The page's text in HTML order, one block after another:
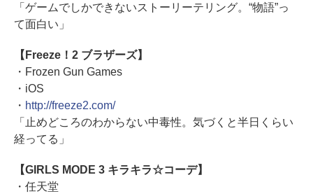
「ゲームでしかできないストーリーテリング。“物語”っ
て面白い」
【Freeze！2 ブラザーズ】
・Frozen Gun Games
・iOS
・ http://freeze2.com/
「止めどころのわからない中毒性。気づくと半日くらい
経ってる」
【GIRLS MODE 3 キラキラ☆コーデ】
・任天堂